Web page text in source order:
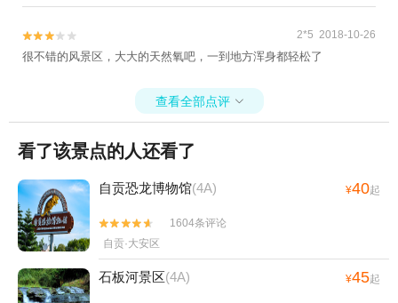

 2*5 2018-10-26
很不错的风景区，大大的天然氧吧，一到地方浑身都轻松了
查看全部点评 
看了该景点的人还看了
自贡恐龙博物馆(4A) ¥40起


1604条评论
自贡·大安区
石板河景区(4A) ¥45起